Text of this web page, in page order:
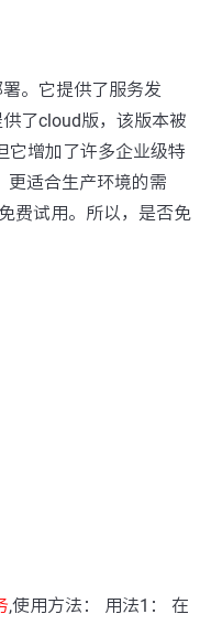
。它提供了服务发
了cloud版，该版本被
它增加了许多企业级特
更适合生产环境的需
费试用。所以，是否免
,使用方法： 用法1： 在